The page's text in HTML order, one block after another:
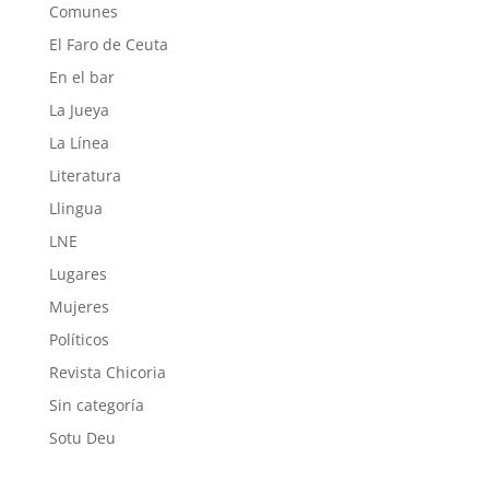
Comunes
El Faro de Ceuta
En el bar
La Jueya
La Línea
Literatura
Llingua
LNE
Lugares
Mujeres
Políticos
Revista Chicoria
Sin categoría
Sotu Deu